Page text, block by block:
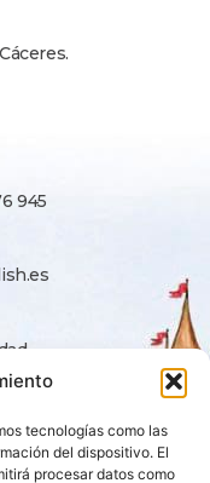
tecnologías como las
del dispositivo. El
procesar datos como
945